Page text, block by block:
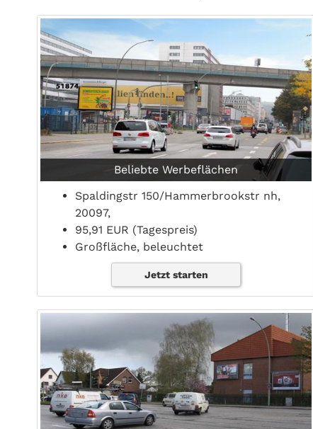
Beliebte Werbeflächen
Spaldingstr 150/Hammerbrookstr nh,
20097,
95,91 EUR (Tagespreis)
Großfläche, beleuchtet
Jetzt starten